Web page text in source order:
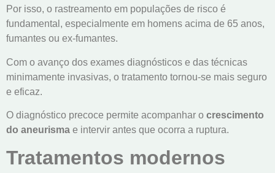
Por isso, o rastreamento em populações de risco é
fundamental, especialmente em homens acima de 65 anos,
fumantes ou ex-fumantes.
Com o avanço dos exames diagnósticos e das técnicas
minimamente invasivas, o tratamento tornou-se mais seguro
e eficaz.
O diagnóstico precoce permite acompanhar o crescimento
do aneurisma e intervir antes que ocorra a ruptura.
Tratamentos modernos